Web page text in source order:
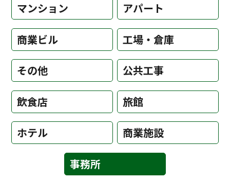
マンション アパート
商業ビル 工場・倉庫
その他 公共工事
飲食店 旅館
ホテル 商業施設
事務所